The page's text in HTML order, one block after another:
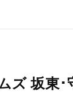
ズ 坂東･